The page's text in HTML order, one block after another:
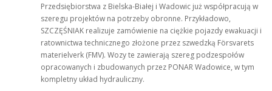
Przedsiębiorstwa z Bielska-Białej i Wadowic już współpracują w
szeregu projektów na potrzeby obronne. Przykładowo,
SZCZĘŚNIAK realizuje zamówienie na ciężkie pojazdy ewakuacji i
ratownictwa technicznego złożone przez szwedzką Försvarets
materielverk (FMV). Wozy te zawierają szereg podzespołów
opracowanych i zbudowanych przez PONAR Wadowice, w tym
kompletny układ hydrauliczny.